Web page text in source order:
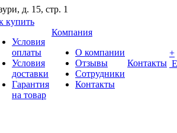
д. 15, стр. 1
купить
Условия
оплаты
Условия
доставки
Гарантия
на товар
Компания
О компании
Отзывы
Сотрудники
Контакты
Контакты
+